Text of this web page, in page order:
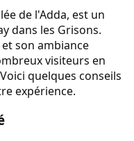
de l'Adda, est un
dans les Grisons.
son ambiance
visiteurs en
quelques conseils
expérience.